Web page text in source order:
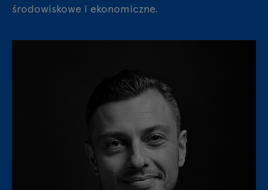
środowiskowe i ekonomiczne.